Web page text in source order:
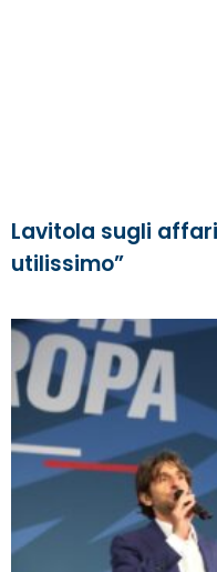
Lavitola sugli
utilissimo”